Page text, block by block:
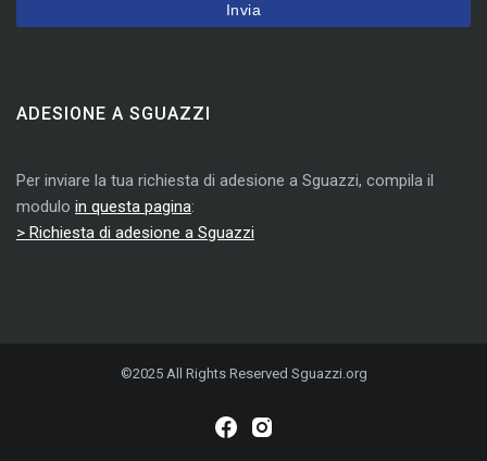
ADESIONE A SGUAZZI
Per inviare la tua richiesta di adesione a Sguazzi, compila il
modulo in questa pagina:
> Richiesta di adesione a Sguazzi
©2025 All Rights Reserved Sguazzi.org